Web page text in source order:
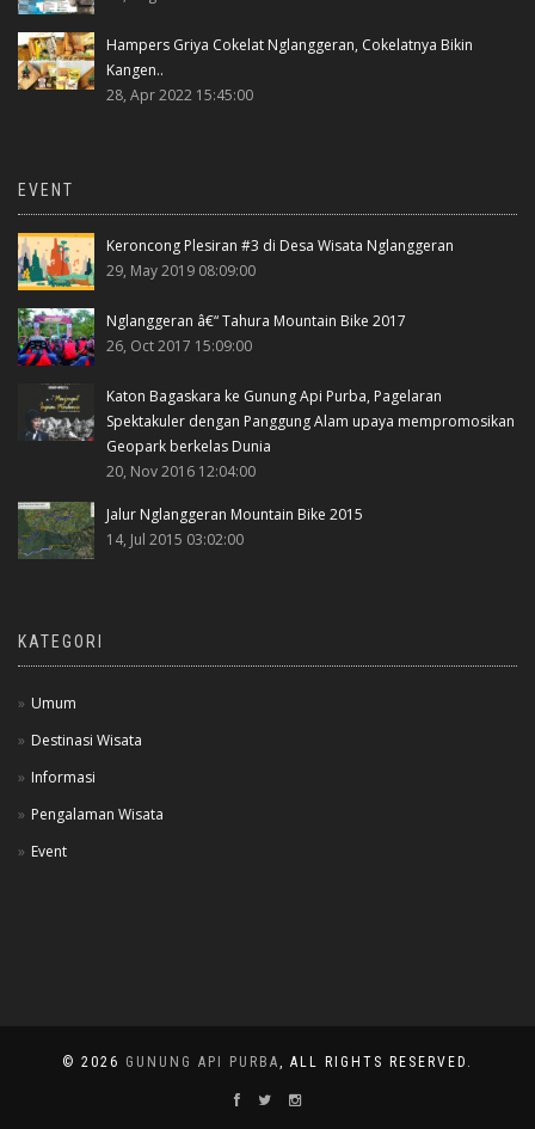
Hampers Griya Cokelat Nglanggeran, Cokelatnya Bikin
Kangen..
28, Apr 2022 15:45:00
EVENT
Keroncong Plesiran #3 di Desa Wisata Nglanggeran
29, May 2019 08:09:00
Nglanggeran â€“ Tahura Mountain Bike 2017
26, Oct 2017 15:09:00
Katon Bagaskara ke Gunung Api Purba, Pagelaran
Spektakuler dengan Panggung Alam upaya mempromosikan
Geopark berkelas Dunia
20, Nov 2016 12:04:00
Jalur Nglanggeran Mountain Bike 2015
14, Jul 2015 03:02:00
KATEGORI
Umum
Destinasi Wisata
Informasi
Pengalaman Wisata
Event
© 2026 GUNUNG API PURBA, ALL RIGHTS RESERVED.